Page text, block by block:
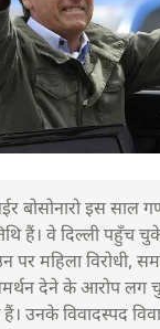
जईर बोसोनारो इस साल
हैं। वे दिल्ली पहुँच
महिला विरोधी,
देने के आरोप
उनके विवादस्पद